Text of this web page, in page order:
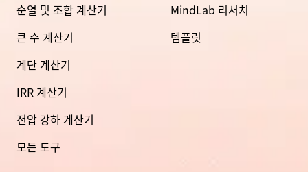
순열 및 조합 계산기
큰 수 계산기
계단 계산기
IRR 계산기
전압 강하 계산기
모든 도구
MindLab 리서치
템플릿